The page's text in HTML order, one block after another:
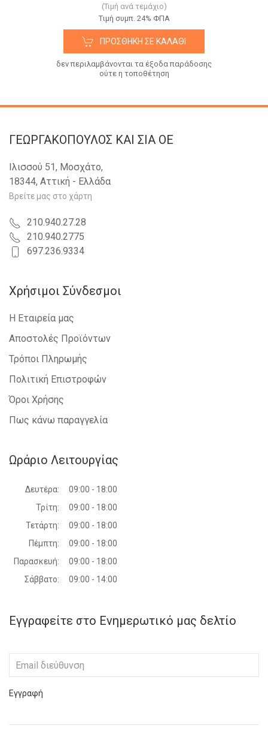
(Τιμή ανά τεμάχιο)
Tιμή συμπ. 24% ΦΠΑ
ΠΡΟΣΘΉΚΗ ΣΕ ΚΑΛΆΘΙ
δεν περιλαμβάνονται τα έξοδα παράδοσης
ούτε η τοποθέτηση
ΓΕΩΡΓΑΚΟΠΟΥΛΟΣ KAI ΣΙΑ OE
Ιλισσού 51, Μοσχάτο,
18344, Αττική - Ελλάδα
Βρείτε μας στο χάρτη
210.940.27.28
210.940.2775
697.236.9334
Χρήσιμοι Σύνδεσμοι
Η Εταιρεία μας
Αποστολές Προϊόντων
Τρόποι Πληρωμής
Πολιτική Επιστροφών
Όροι Χρήσης
Πως κάνω παραγγελία
Ωράριο Λειτουργίας
Δευτέρα:
09:00 - 18:00
Τρίτη:
09:00 - 18:00
Τετάρτη:
09:00 - 18:00
Πέμπτη:
09:00 - 18:00
Παρασκευή:
09:00 - 18:00
Σάββατο:
09:00 - 14:00
Εγγραφείτε στο Ενημερωτικό μας δελτίο
Εγγραφή